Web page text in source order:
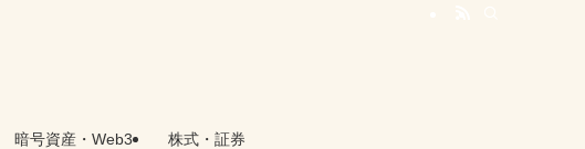
暗号資産・Web3 株式・証券